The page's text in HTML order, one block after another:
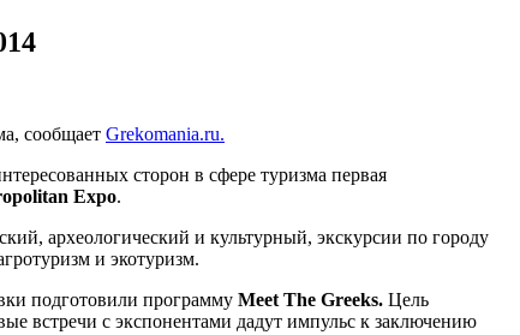
сообщает Grekomania.ru.
подробнее:
tourism-
1-
mezhdunarodnaya-
сторон в сфере туризма первая
Expo.
археологический и культурный, экскурсии по городу
и экотуризм.
подготовили программу Meet The Greeks. Цель
встречи с экспонентами дадут импульс к заключению